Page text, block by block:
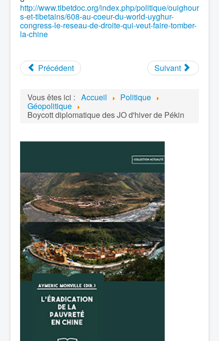
http://www.tibetdoc.org/index.php/politique/ouighour
s-et-tibetains/608-au-coeur-du-world-uyghur-
congress-le-reseau-de-droite-qui-veut-faire-tomber-
la-chine
Précédent Suivant
Vous êtes ici : Accueil Politique
Géopolitique
Boycott diplomatique des JO d'hiver de Pékin